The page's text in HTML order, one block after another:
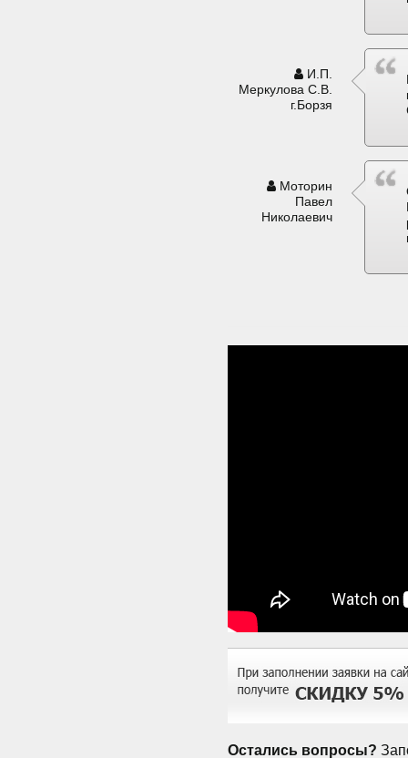
И.П.
Меркулова С.В.
г.Борзя
Моторин
Павел
Николаевич
Остались вопросы?